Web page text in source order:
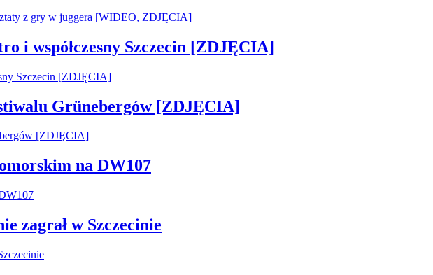
i współczesny Szczecin [ZDJĘCIA]
Grünebergów [ZDJĘCIA]
na DW107
zagrał w Szczecinie